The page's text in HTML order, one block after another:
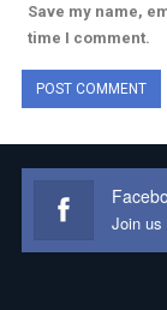
Save my name,
time I comment.
Join us